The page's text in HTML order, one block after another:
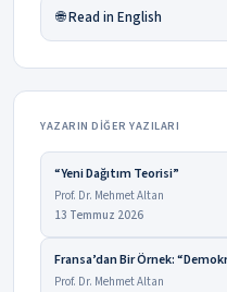
🌐 Read in English
YAZARIN DIĞER YAZILARI
“Yeni Dağıtım Teorisi”
Prof. Dr. Mehmet Altan
13 Temmuz 2026
Fransa’dan Bir Örnek:
Prof. Dr. Mehmet Altan